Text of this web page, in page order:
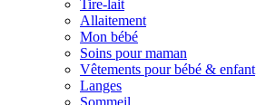
Tire-lait
Allaitement
Mon bébé
Soins pour maman
Vêtements pour bébé & enfant
Langes
Sommeil